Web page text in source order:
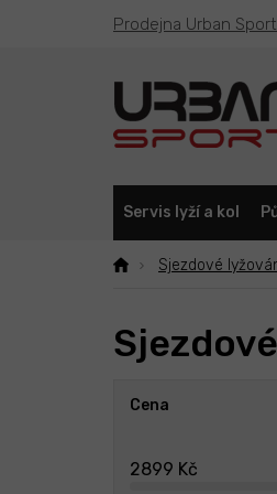
Prodejna Urban
Servis lyží a kol
Sjezdové
Cena
2899 Kč